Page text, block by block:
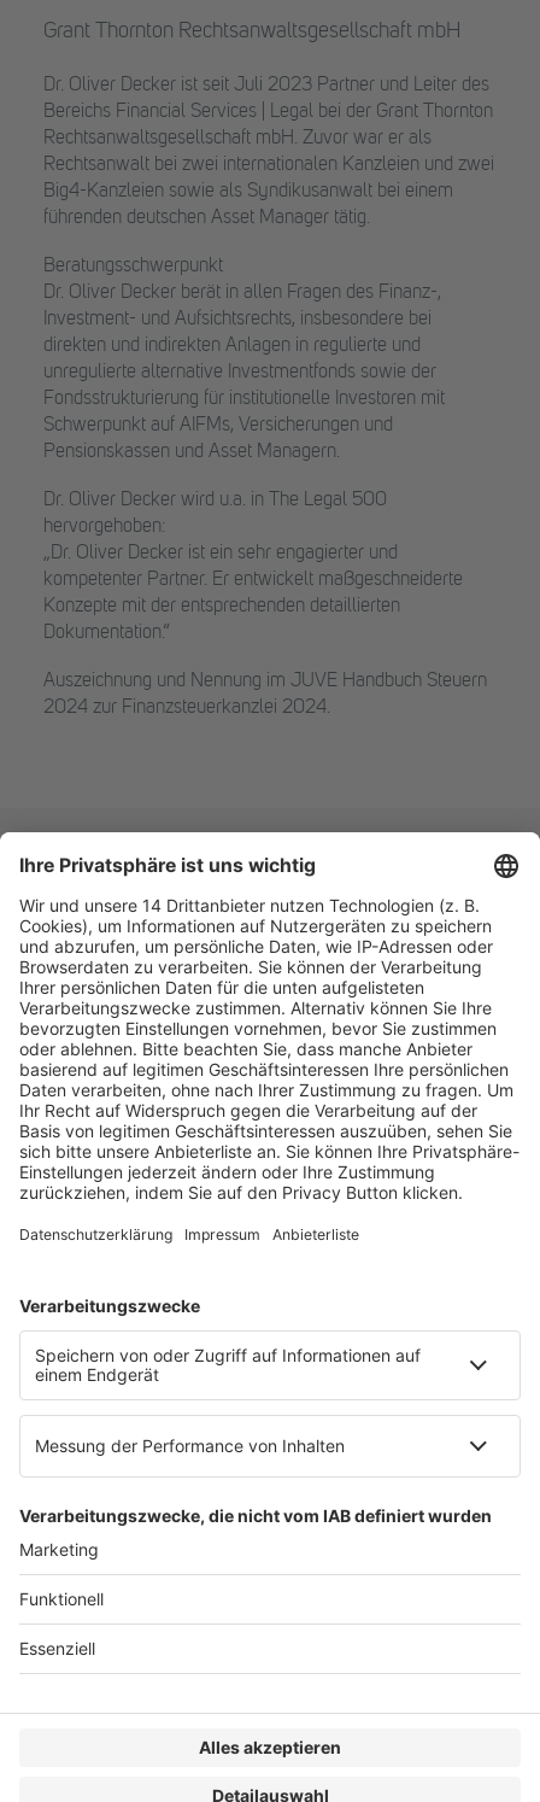
Grant Thornton Rechtsanwaltsgesellschaft mbH
Dr. Oliver Decker ist seit Juli 2023 Partner und Leiter des
Bereichs Financial Services | Legal bei der Grant Thornton
Rechtsanwaltsgesellschaft mbH. Zuvor war er als
Rechtsanwalt bei zwei internationalen Kanzleien und zwei
Big4-Kanzleien sowie als Syndikusanwalt bei einem
führenden deutschen Asset Manager tätig.
Beratungsschwerpunkt
Dr. Oliver Decker berät in allen Fragen des Finanz-,
Investment- und Aufsichtsrechts, insbesondere bei
direkten und indirekten Anlagen in regulierte und
unregulierte alternative Investmentfonds sowie der
Fondsstrukturierung für institutionelle Investoren mit
Schwerpunkt auf AIFMs, Versicherungen und
Pensionskassen und Asset Managern.
Dr. Oliver Decker wird u.a. in The Legal 500
hervorgehoben:
„Dr. Oliver Decker ist ein sehr engagierter und
kompetenter Partner. Er entwickelt maßgeschneiderte
Konzepte mit der entsprechenden detaillierten
Dokumentation.“
Auszeichnung und Nennung im JUVE Handbuch Steuern
2024 zur Finanzsteuerkanzlei 2024.
Fachmedien Recht und Wirtschaft
Ein Fachbereich der
dfv Mediengruppe
Mainzer Landstr. 251
60326 Frankfurt am Main
E-Mail:info@ruw.de
Web:https://www.ruw.de
AGB
Datenschutzerklärung
Genderhinweis
Cookie-Einstellungen